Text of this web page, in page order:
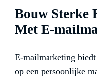
Bouw Sterke
Met E-
E-mailmarketing
op een persoonlijke